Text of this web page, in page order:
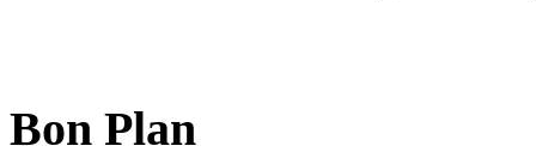
Bon Plan